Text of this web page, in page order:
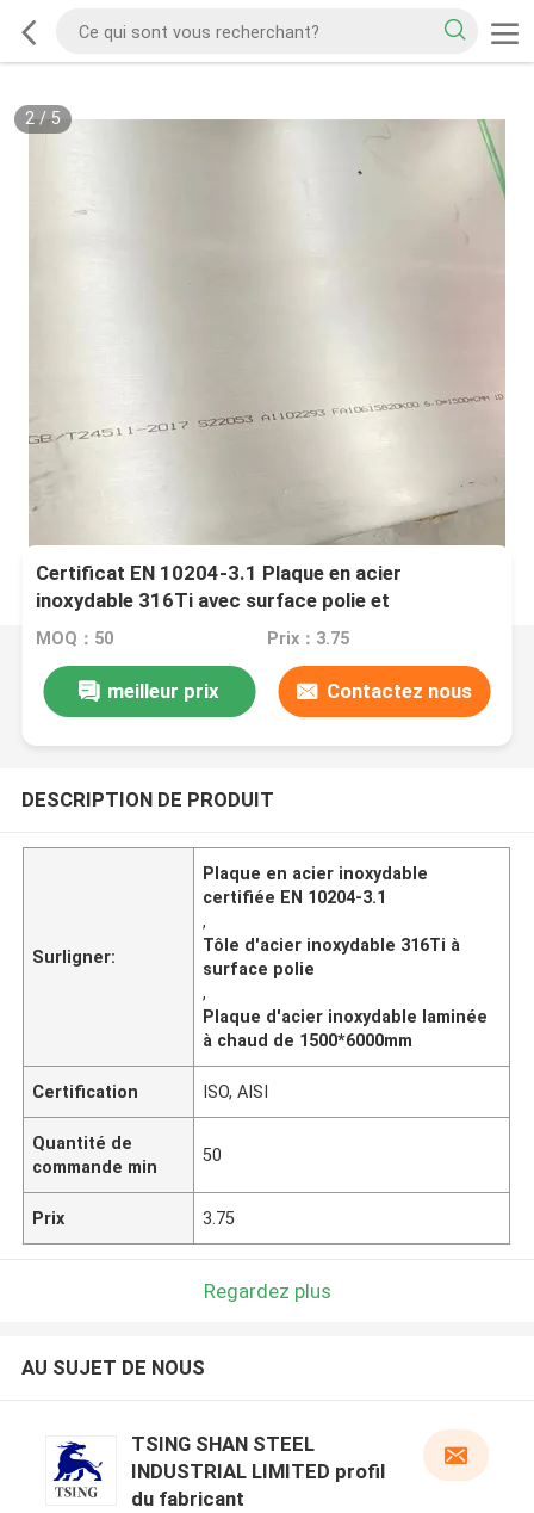
2/5
Certificat EN 10204-3.1 Plaque en acier
inoxydable 316Ti avec surface polie et
dimensions 1500*6000mm
MOQ：50 Prix：3.75
meilleur prix Contactez nous
DESCRIPTION DE PRODUIT
Surligner:
Plaque en acier inoxydable
certifiée EN 10204-3.1
,
Tôle d'acier inoxydable 316Ti à
surface polie
,
Plaque d'acier inoxydable laminée
à chaud de 1500*6000mm
Certification ISO, AISI
Quantité de
commande min
50
Prix 3.75
Regardez plus
AU SUJET DE NOUS
TSING SHAN STEEL
INDUSTRIAL LIMITED profil
du fabricant